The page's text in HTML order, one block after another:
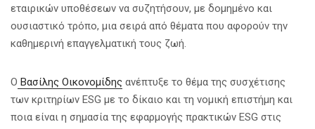
εταιρικών υποθέσεων να συζητήσουν, με δομημένο και
ουσιαστικό τρόπο, μια σειρά από θέματα που αφορούν την
καθημερινή επαγγελματική τους ζωή.
Ο Βασίλης Οικονομίδης ανέπτυξε το θέμα της συσχέτισης
των κριτηρίων ESG με το δίκαιο και τη νομική επιστήμη και
ποια είναι η σημασία της εφαρμογής πρακτικών ESG στις